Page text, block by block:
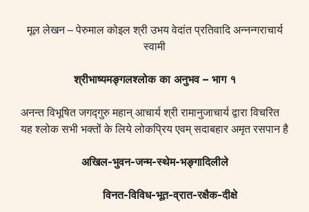
मूल लेखन – पेरुमाल कोइल श्री उभय वेदांत प्रतिवादि अन्नन्गराचार्य
स्वामी
श्रीभाष्यमङ्गलश्लोक का अनुभव – भाग १
अनन्त विभूषित जगद्गुरु महान् आचार्य श्री रामानुजाचार्य द्वारा विचरित
यह श्लोक सभी भक्तों के लिये लोकप्रिय एवम् सदाबहार अमृत रसपान है
अखिल-भुवन-जन्म-स्थेम-भङ्गादिलीले
विनत-विविध-भूत-व्रात-रक्षैक-दीक्षे